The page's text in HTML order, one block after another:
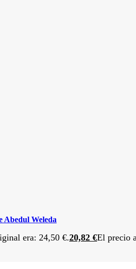
Abedul Weleda
era: 24,50 €.20,82 €El precio